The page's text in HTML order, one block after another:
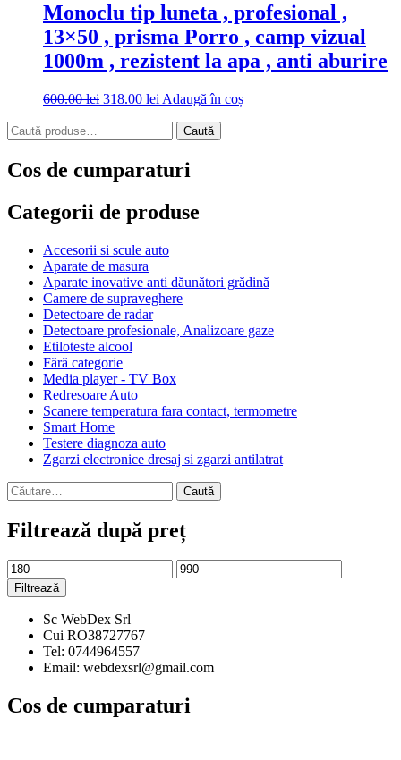
Monoclu tip luneta , profesional ,
13×50 , prisma Porro , camp vizual
1000m , rezistent la apa , anti aburire
600.00lei Prețul
600.00 lei.
318.00 lei Prețul
Adaugă în coș
Caută
după:
Caută
Cos de cumparaturi
Categorii de produse
Accesorii si scule auto
Aparate de masura
Aparate inovative anti dăunători grădină
Camere de supraveghere
Detectoare de radar
Detectoare profesionale, Analizoare gaze
Etiloteste alcool
Fără categorie
Media player - TV Box
Redresoare Auto
Scanere temperatura fara contact, termometre
Smart Home
Testere diagnoza auto
Zgarzi electronice dresaj si zgarzi antilatrat
Caută
după:
Filtrează după preț
Preț
minim
Preț
maxim
Filtrează
Sc WebDex Srl
Cui RO38727767
Tel: 0744964557
Email: webdexsrl@gmail.com
Cos de cumparaturi